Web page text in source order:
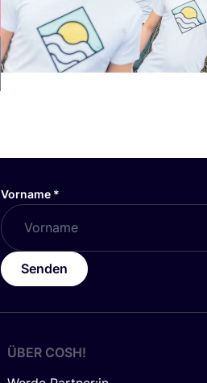
Vorname *
Senden
ÜBER COSH!